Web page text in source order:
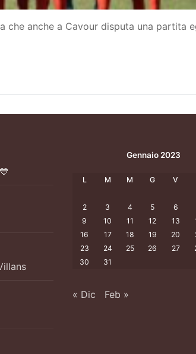
che anche a Cavour disputa una partita
Gennaio 2023
L M M G V
2 3 4 5
6
9
10 11 12 13
16
17 18 19 20
23
24 25 26 27
30
31
« Dic Feb »